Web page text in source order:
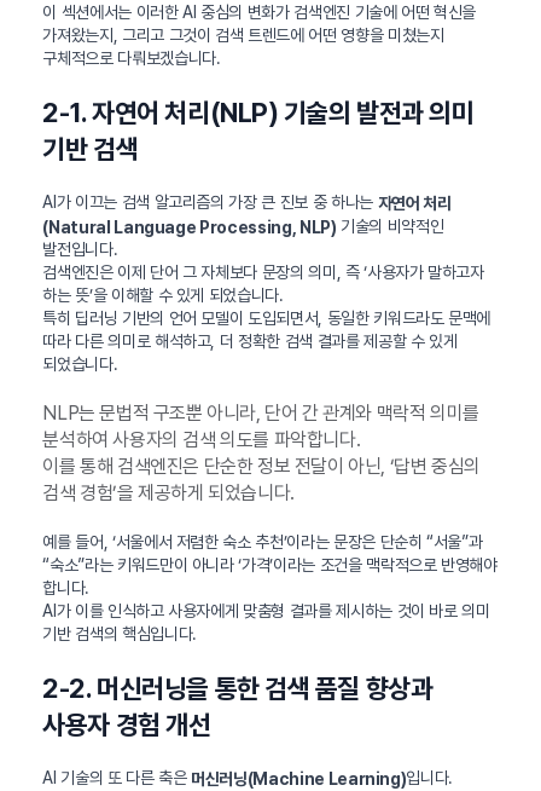
이 섹션에서는 이러한 AI 중심의 변화가 검색엔진 기술에 어떤 혁신을
가져왔는지, 그리고 그것이 검색 트렌드에 어떤 영향을 미쳤는지
구체적으로 다뤄보겠습니다.
2-1. 자연어 처리(NLP) 기술의 발전과 의미
기반 검색
AI가 이끄는 검색 알고리즘의 가장 큰 진보 중 하나는 자연어 처리
(Natural Language Processing, NLP) 기술의 비약적인
발전입니다.
검색엔진은 이제 단어 그 자체보다 문장의 의미, 즉 ‘사용자가 말하고자
하는 뜻’을 이해할 수 있게 되었습니다.
특히 딥러닝 기반의 언어 모델이 도입되면서, 동일한 키워드라도 문맥에
따라 다른 의미로 해석하고, 더 정확한 검색 결과를 제공할 수 있게
되었습니다.
NLP는 문법적 구조뿐 아니라, 단어 간 관계와 맥락적 의미를
분석하여 사용자의 검색 의도를 파악합니다.
이를 통해 검색엔진은 단순한 정보 전달이 아닌, ‘답변 중심의
검색 경험’을 제공하게 되었습니다.
예를 들어, ‘서울에서 저렴한 숙소 추천’이라는 문장은 단순히 “서울”과
“숙소”라는 키워드만이 아니라 ‘가격’이라는 조건을 맥락적으로 반영해야
합니다.
AI가 이를 인식하고 사용자에게 맞춤형 결과를 제시하는 것이 바로 의미
기반 검색의 핵심입니다.
2-2. 머신러닝을 통한 검색 품질 향상과
사용자 경험 개선
AI 기술의 또 다른 축은 머신러닝(Machine Learning)입니다.